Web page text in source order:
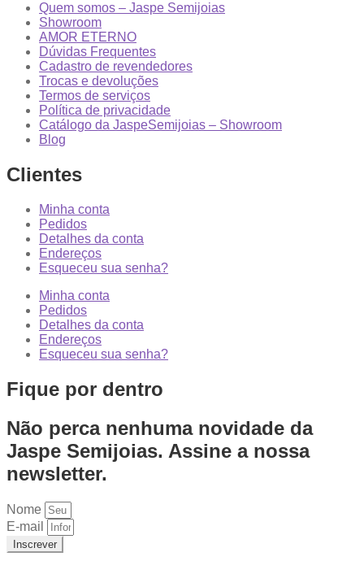
Quem somos – Jaspe Semijoias
Showroom
AMOR ETERNO
Dúvidas Frequentes
Cadastro de revendedores
Trocas e devoluções
Termos de serviços
Política de privacidade
Catálogo da JaspeSemijoias – Showroom
Blog
Clientes
Minha conta
Pedidos
Detalhes da conta
Endereços
Esqueceu sua senha?
Minha conta
Pedidos
Detalhes da conta
Endereços
Esqueceu sua senha?
Fique por dentro
Não perca nenhuma novidade da
Jaspe Semijoias. Assine a nossa
newsletter.
Nome
E-mail
Inscrever